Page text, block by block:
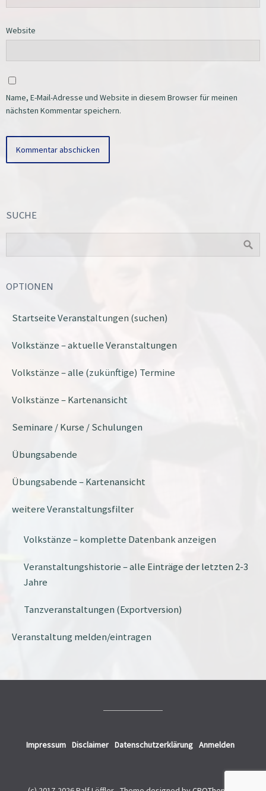
Website
Name, E-Mail-Adresse und Website in diesem Browser für meinen
nächsten Kommentar speichern.
SUCHE
OPTIONEN
Startseite Veranstaltungen (suchen)
Volkstänze – aktuelle Veranstaltungen
Volkstänze – alle (zukünftige) Termine
Volkstänze – Kartenansicht
Seminare / Kurse / Schulungen
Übungsabende
Übungsabende – Kartenansicht
weitere Veranstaltungsfilter
Volkstänze – komplette Datenbank anzeigen
Veranstaltungshistorie – alle Einträge der letzten 2-3
Jahre
Tanzveranstaltungen (Exportversion)
Veranstaltung melden/eintragen
Impressum Disclaimer Datenschutzerklärung Anmelden